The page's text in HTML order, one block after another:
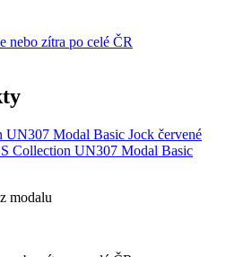
nebo zítra po celé ČR
Collection UN307 Modal Basic
modalu